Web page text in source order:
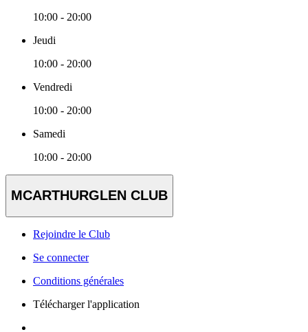
10:00 - 20:00
Jeudi
10:00 - 20:00
Vendredi
10:00 - 20:00
Samedi
10:00 - 20:00
MCARTHURGLEN CLUB
Rejoindre le Club
Se connecter
Conditions générales
Télécharger l'application